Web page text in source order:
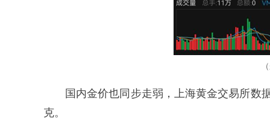
国内金价也同步走弱，上海黄金交易所数
克。